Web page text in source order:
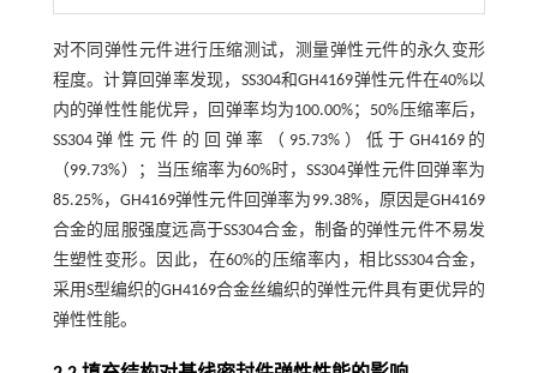
对不同弹性元件进行压缩测试，测量弹性元件的永久变形
程度。计算回弹率发现，SS304和GH4169弹性元件在40%以
内的弹性性能优异，回弹率均为100.00%；50%压缩率后，
SS304弹性元件的回弹率（95.73%）低于GH4169的
（99.73%）；当压缩率为60%时，SS304弹性元件回弹率为
85.25%，GH4169弹性元件回弹率为99.38%，原因是GH4169
合金的屈服强度远高于SS304合金，制备的弹性元件不易发
生塑性变形。因此，在60%的压缩率内，相比SS304合金，
采用S型编织的GH4169合金丝编织的弹性元件具有更优异的
弹性性能。